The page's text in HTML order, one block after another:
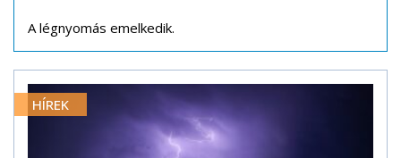
A légnyomás emelkedik.
HÍREK